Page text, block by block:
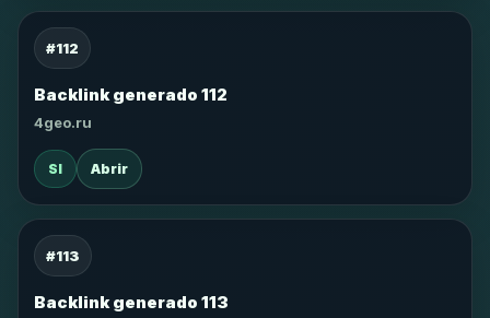
#112
Backlink generado 112
4geo.ru
SI Abrir
#113
Backlink generado 113